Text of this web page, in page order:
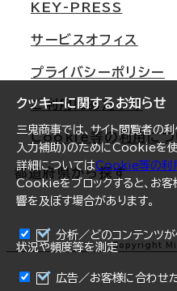
クッキーに関するお知らせ
三鬼商事では、サイト閲覧者の
入力補助)のためにCookieを使
詳細についてはCookie等の利
Cookieをブロックすると、お
響を及ぼす場合があります。
分析／どのコンテンツ
状況や頻度等を測定
広告／お客様に合わせ
大阪
名古屋
札幌
仙台
横浜
福岡
オフィスリポート
ログイン
KEY-PRESS
サービスオフィス
プライバシーポリシー
ご利用にあたって
Cookie等の利用につ
都道府県から探す
北海道
青森県
Copyright